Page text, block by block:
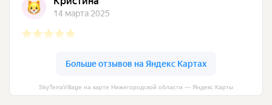
SkyTerraVillage на карте Нижегородской области — Яндекс Карты